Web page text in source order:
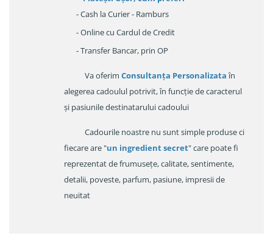
- Cash la Curier - Ramburs
- Online cu Cardul de Credit
- Transfer Bancar, prin OP
Va oferim Consultanța Personalizataîn
alegerea cadoulul potrivit, în funcție de caracterul
și pasiunile destinatarului cadoului
Cadourile noastre nu sunt simple produse ci
fiecare are "un ingredient secret" care poate fi
reprezentat de frumusețe, calitate, sentimente,
detalii, poveste, parfum, pasiune, impresii de
neuitat